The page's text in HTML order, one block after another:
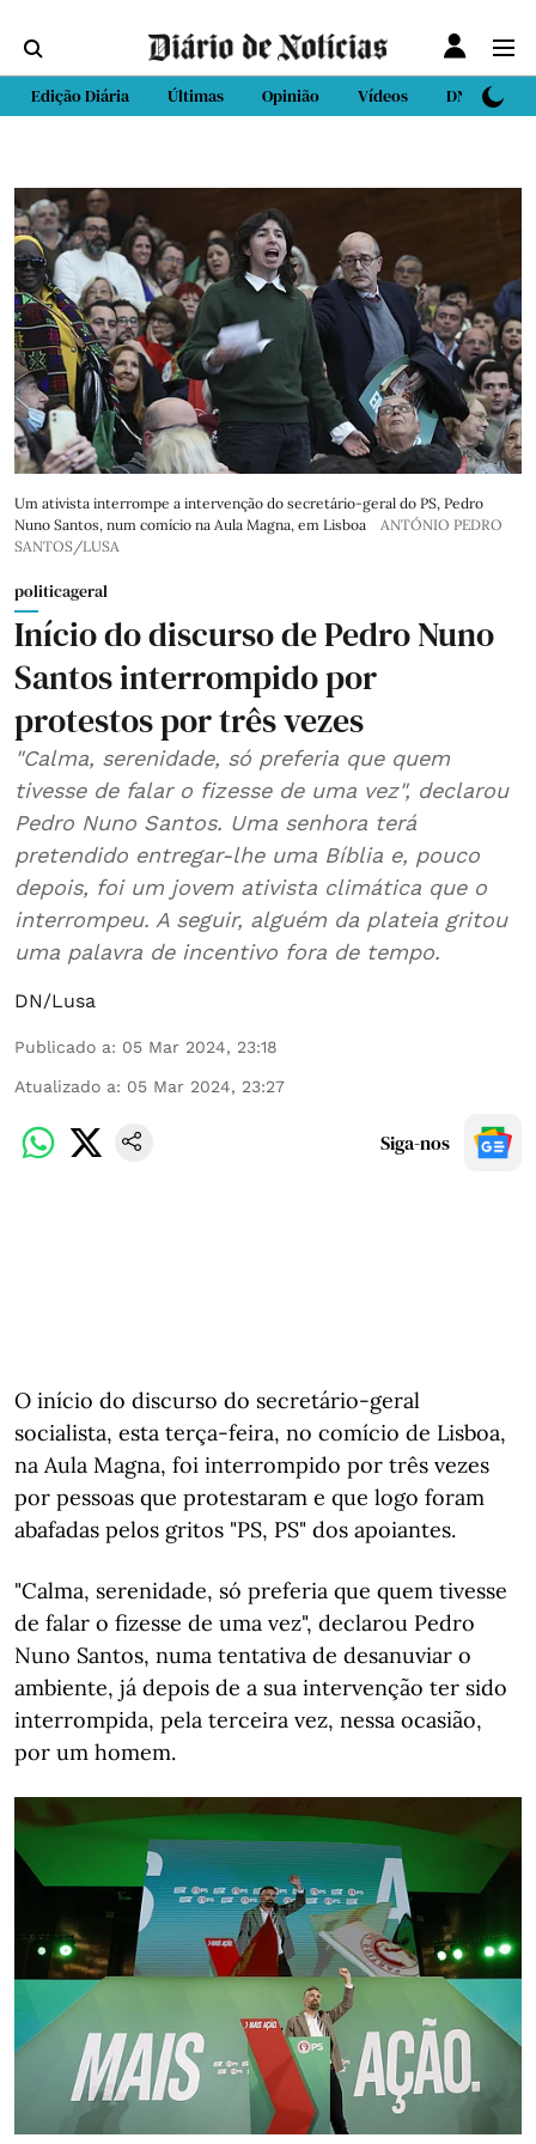
Edição Diária Últimas Opinião Vídeos DN Sport
Um ativista interrompe a intervenção do secretário-geral do PS, Pedro
Nuno Santos, num comício na Aula Magna, em Lisboa
ANTÓNIO PEDRO
SANTOS/LUSA
politicageral
Início do discurso de Pedro Nuno
Santos interrompido por
protestos por três vezes
"Calma, serenidade, só preferia que quem
tivesse de falar o fizesse de uma vez", declarou
Pedro Nuno Santos. Uma senhora terá
pretendido entregar-lhe uma Bíblia e, pouco
depois, foi um jovem ativista climática que o
interrompeu. A seguir, alguém da plateia gritou
uma palavra de incentivo fora de tempo.
DN/Lusa
Publicado a: 05 Mar 2024, 23:18
Atualizado a: 05 Mar 2024, 23:27
Siga-nos
O início do discurso do secretário-geral
socialista, esta terça-feira, no comício de Lisboa,
na Aula Magna, foi interrompido por três vezes
por pessoas que protestaram e que logo foram
abafadas pelos gritos "PS, PS" dos apoiantes.
"Calma, serenidade, só preferia que quem tivesse
de falar o fizesse de uma vez", declarou Pedro
Nuno Santos, numa tentativa de desanuviar o
ambiente, já depois de a sua intervenção ter sido
interrompida, pela terceira vez, nessa ocasião,
por um homem.